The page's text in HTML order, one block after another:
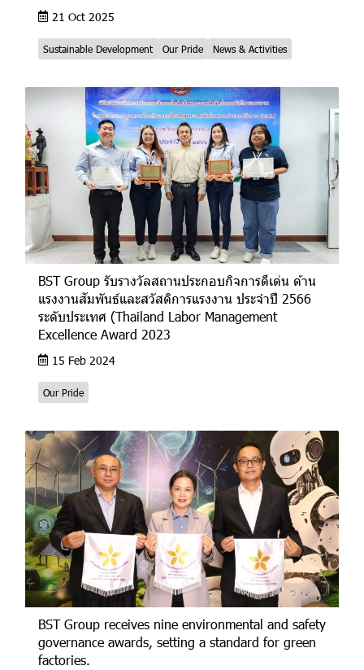
21 Oct 2025
Sustainable Development Our Pride News & Activities
BST Group รับรางวัลสถานประกอบกิจการดีเด่น ด้าน
แรงงานสัมพันธ์และสวัสดิการแรงงาน ประจำปี 2566
ระดับประเทศ (Thailand Labor Management
Excellence Award 2023
15 Feb 2024
Our Pride
BST Group receives nine environmental and safety
governance awards, setting a standard for green
factories.